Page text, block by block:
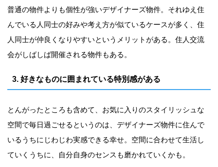
普通の物件よりも個性が強いデザイナーズ物件。それゆえ住
んでいる人同士の好みや考え方が似ているケースが多く、住
人同士が仲良くなりやすいというメリットがある。住人交流
会がしばしば開催される物件もある。
3. 好きなものに囲まれている特別感がある
とんがったところも含めて、お気に入りのスタイリッシュな
空間で毎日過ごせるというのは、デザイナーズ物件に住んで
いるうちにじわじわ実感できる幸せ。空間に合わせて生活し
ていくうちに、自分自身のセンスも磨かれていくかも。